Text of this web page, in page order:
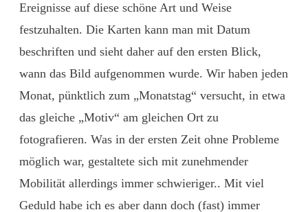
Ereignisse auf diese schöne Art und Weise
festzuhalten. Die Karten kann man mit Datum
beschriften und sieht daher auf den ersten Blick,
wann das Bild aufgenommen wurde. Wir haben jeden
Monat, pünktlich zum „Monatstag“ versucht, in etwa
das gleiche „Motiv“ am gleichen Ort zu
fotografieren. Was in der ersten Zeit ohne Probleme
möglich war, gestaltete sich mit zunehmender
Mobilität allerdings immer schwieriger.. Mit viel
Geduld habe ich es aber dann doch (fast) immer